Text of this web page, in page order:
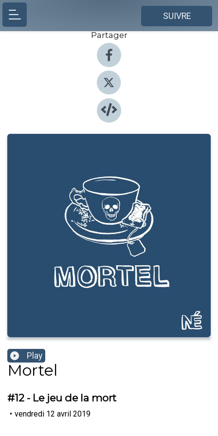
SUIVRE
Partager
Play
Mortel
#12 - Le jeu de la mort
• vendredi 12 avril 2019